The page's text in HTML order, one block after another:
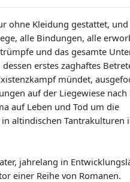
ohne Kleidung gestattet,
alle Bindungen, alle
und das gesamte
erstes zaghaftes
mündet,
auf der Liegewiese nach
auf Leben und Tod um die
altindischen Tantrakulturen
jahrelang in
einer Reihe von Romanen.